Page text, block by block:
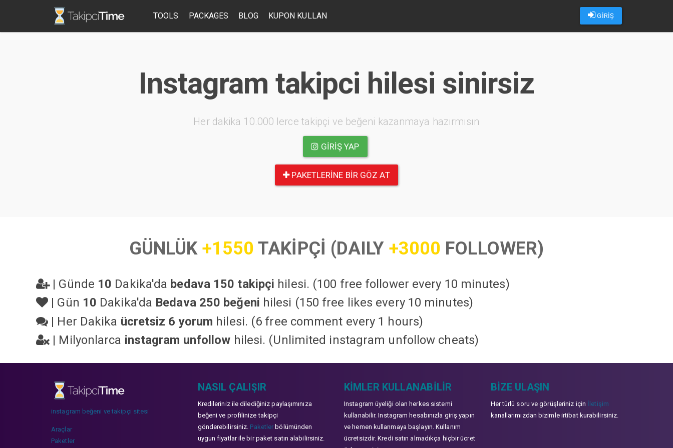
GİRİŞ
TOOLS PACKAGES BLOG KUPON KULLAN
Instagram takipci hilesi sinirsiz
Her dakika 10.000 lerce takipçi ve beğeni kazanmaya hazırmısın
GIRIŞ YAP
PAKETLERINE BIR GÖZ AT
GÜNLÜK +1550 TAKİPÇİ (DAILY +3000 FOLLOWER)
| Günde 10 Dakika'da bedava 150 takipçi hilesi. (100 free follower every 10 minutes)
| Gün 10 Dakika'da Bedava 250 beğeni hilesi (150 free likes every 10 minutes)
| Her Dakika ücretsiz 6 yorum hilesi. (6 free comment every 1 hours)
| Milyonlarca instagram unfollow hilesi. (Unlimited instagram unfollow cheats)
instagram beğeni ve takipçi sitesi
Araçlar
Paketler
NASIL ÇALIŞIR
Kredileriniz ile dilediğiniz paylaşımınıza
beğeni ve profilinize takipçi
gönderebilirsiniz. Paketler bölümünden
uygun fiyatlar ile bir paket satın alabilirsiniz.
KIMLER KULLANABILIR
Instagram üyeliği olan herkes sistemi
kullanabilir. Instagram hesabınızla giriş yapın
ve hemen kullanmaya başlayın. Kullanım
ücretsizdir. Kredi satın almadıkça hiçbir ücret
BIZE ULAŞIN
Her türlü soru ve görüşleriniz için İletişim
kanallarımızdan bizimle irtibat kurabilirsiniz.